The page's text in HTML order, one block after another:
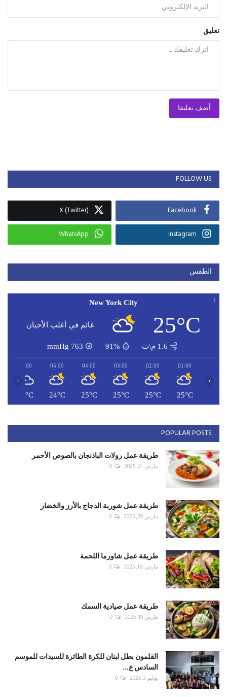
تعليق
أضف تعليقا
FOLLOW US
Facebook
X (Twitter)
Instagram
WhatsApp
الطقس
New York City
25°C غائم في أغلب الأحيان
1.6 م\ث 91%
763
mmHg
01:00
25°C
02:00
25°C
03:00
25°C
04:00
25°C
05:00
24°C
06:00
24°C
‹ ›
POPULAR POSTS
طريقة عمل رولات الباذنجان بالصوص الأحمر
مارس 21, 2025 0
طريقة عمل شوربة الدجاج بالأرز والخضار
مارس 20, 2025 0
طريقة عمل شاورما اللحمة
مارس 18, 2025 0
طريقة عمل صيادية السمك
مارس 19, 2025 0
القلمون بطل لبنان للكرة الطائرة للسيدات للموسم
السادس ع...
يوليو 3, 2025 0